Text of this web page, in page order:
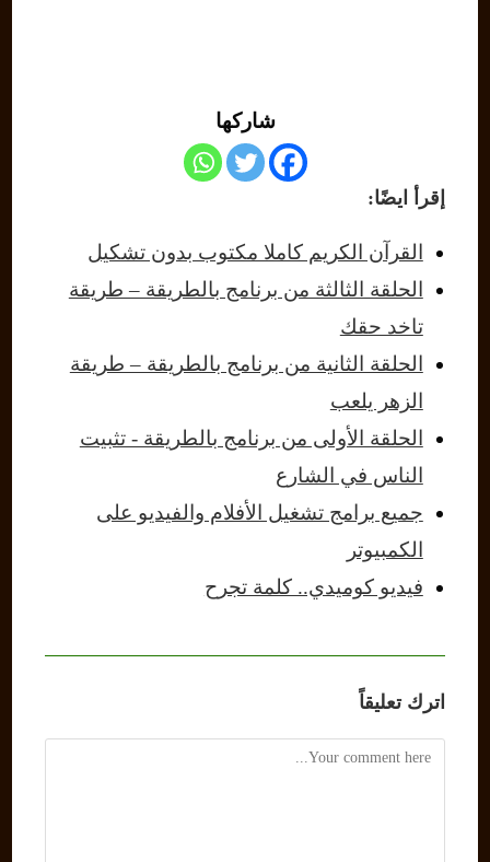
شاركها
إقرأ ايضًا:
القرآن الكريم كاملا مكتوب بدون تشكيل
الحلقة الثالثة من برنامج بالطريقة – طريقة
تاخد حقك
الحلقة الثانية من برنامج بالطريقة – طريقة
الزهر يلعب
الحلقة الأولى من برنامج بالطريقة - تثبيت
الناس في الشارع
جميع برامج تشغيل الأفلام والفيديو على
الكمبيوتر
فيديو كوميدي.. كلمة تجرح
اترك تعليقاً
Comment